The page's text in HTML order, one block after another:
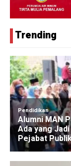
Trending